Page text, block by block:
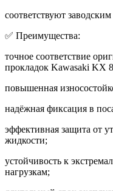
соответствуют
✅ Преимущества:
точное соответствие
прокладок Kawasaki KX
повышенная
надёжная фиксация в
эффективная защита от
жидкости;
устойчивость к
нагрузкам;